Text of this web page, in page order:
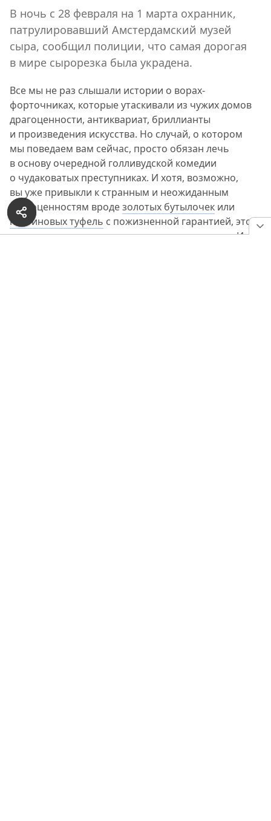
В ночь с 28 февраля на 1 марта охранник,
патрулировавший Амстердамский музей
сыра, сообщил полиции, что самая дорогая
в мире сырорезка была украдена.
Все мы не раз слышали истории о ворах-
форточниках, которые утаскивали из чужих домов
драгоценности, антиквариат, бриллианты
и произведения искусства. Но случай, о котором
мы поведаем вам сейчас, просто обязан лечь
в основу очередной голливудской комедии
о чудаковатых преступниках. И хотя, возможно,
вы уже привыкли к странным и неожиданным
драгоценностям вродезолотых бутылочек или
платиновых туфель с пожизненной гарантией, это
изделие все же заслуживает вашего внимания. Итак,